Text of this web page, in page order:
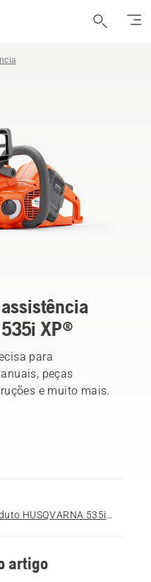
535i XP®
para
peças
e muito mais.
Aceder à página do produto HUSQVARNA 535i XP®
artigo